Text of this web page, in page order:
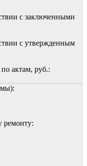
с заключенными
с утвержденным
актам, руб.:
ремонту: